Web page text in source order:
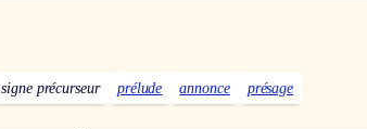
signe précurseur prélude annonce présage